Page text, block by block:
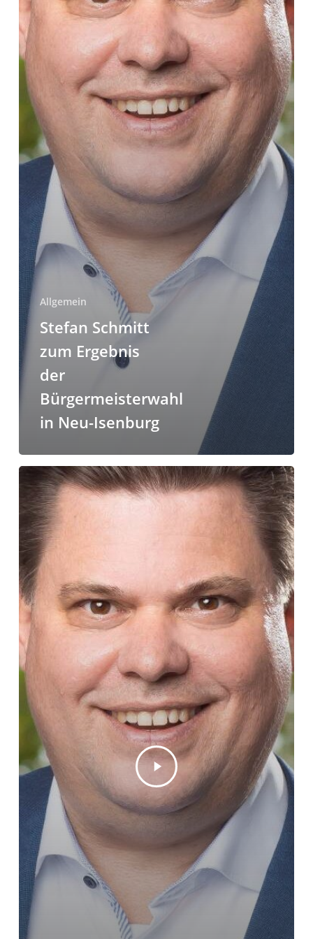
Isenburg
Allgemein
Stefan Schmitt
zum Ergebnis
der
Bürgermeisterwahl
in Neu-Isenburg